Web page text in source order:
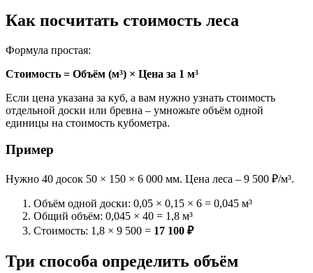
Как посчитать стоимость леса
Формула простая:
Стоимость = Объём (м³) × Цена за 1 м³
Если цена указана за куб, а вам нужно узнать стоимость
отдельной доски или бревна – умножьте объём одной
единицы на стоимость кубометра.
Пример
Нужно 40 досок 50 × 150 × 6 000 мм. Цена леса – 9 500 ₽/м³.
Объём одной доски: 0,05 × 0,15 × 6 = 0,045 м³
Общий объём: 0,045 × 40 = 1,8 м³
Стоимость: 1,8 × 9 500 = 17 100 ₽
Три способа определить объём